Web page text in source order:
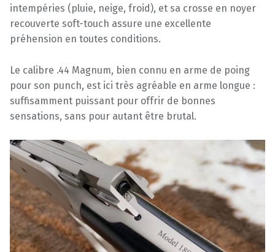
intempéries (pluie, neige, froid), et sa crosse en noyer
recouverte soft-touch assure une excellente
préhension en toutes conditions.
Le calibre .44 Magnum, bien connu en arme de poing
pour son punch, est ici très agréable en arme longue :
suffisamment puissant pour offrir de bonnes
sensations, sans pour autant être brutal.